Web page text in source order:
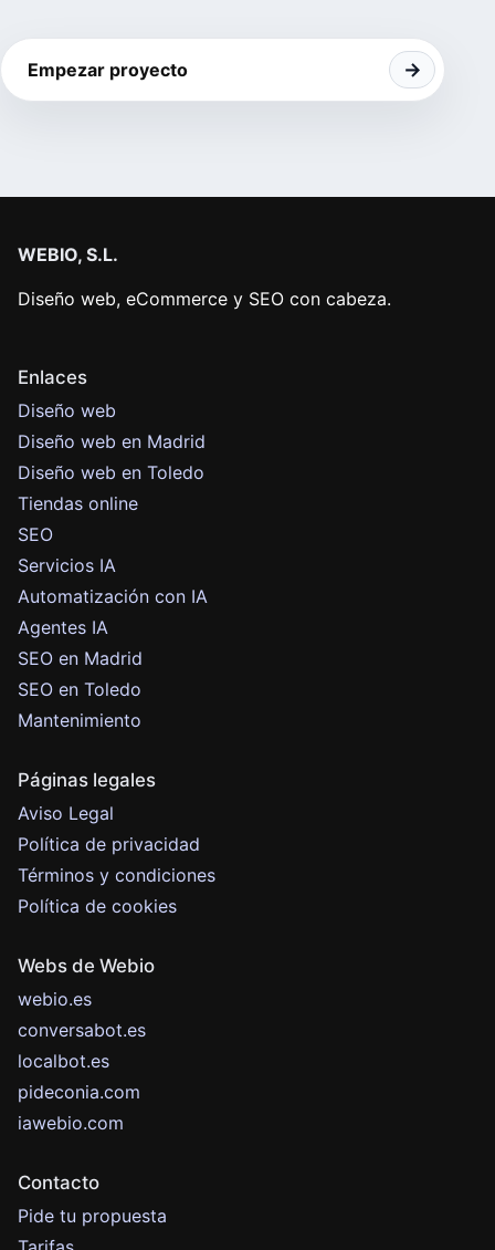
Empezar proyecto →
WEBIO, S.L.
Diseño web, eCommerce y SEO con cabeza.
Enlaces
Diseño web
Diseño web en Madrid
Diseño web en Toledo
Tiendas online
SEO
Servicios IA
Automatización con IA
Agentes IA
SEO en Madrid
SEO en Toledo
Mantenimiento
Páginas legales
Aviso Legal
Política de privacidad
Términos y condiciones
Política de cookies
Webs de Webio
webio.es
conversabot.es
localbot.es
pideconia.com
iawebio.com
Contacto
Pide tu propuesta